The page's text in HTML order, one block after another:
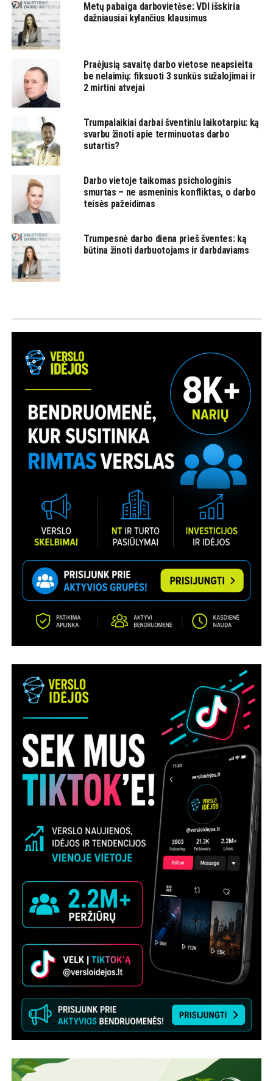
Metų pabaiga darbovietėse: VDI išskiria
dažniausiai kylančius klausimus
Praėjusią savaitę darbo vietose neapsieita
be nelaimių: fiksuoti 3 sunkūs sužalojimai ir
2 mirtini atvejai
Trumpalaikiai darbai šventiniu laikotarpiu: ką
svarbu žinoti apie terminuotas darbo
sutartis?
Darbo vietoje taikomas psichologinis
smurtas – ne asmeninis konfliktas, o darbo
teisės pažeidimas
Trumpesnė darbo diena prieš šventes: ką
būtina žinoti darbuotojams ir darbdaviams